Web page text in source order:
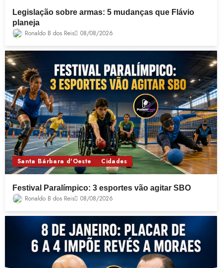
Legislação sobre armas: 5 mudanças que Flávio
planeja
Ronaldo B dos Reis 08/08/2026
Santa Bárbara d'Oeste Cidades
Festival Paralímpico: 3 esportes vão agitar SBO
Ronaldo B dos Reis 08/08/2026